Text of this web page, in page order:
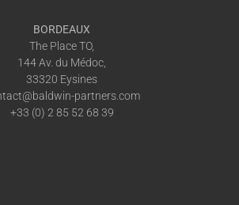
BORDEAUX
The Place TO,
144 Av. du Médoc,
33320 Eysines
partners.com
+33 (0) 2 85 52 68 39